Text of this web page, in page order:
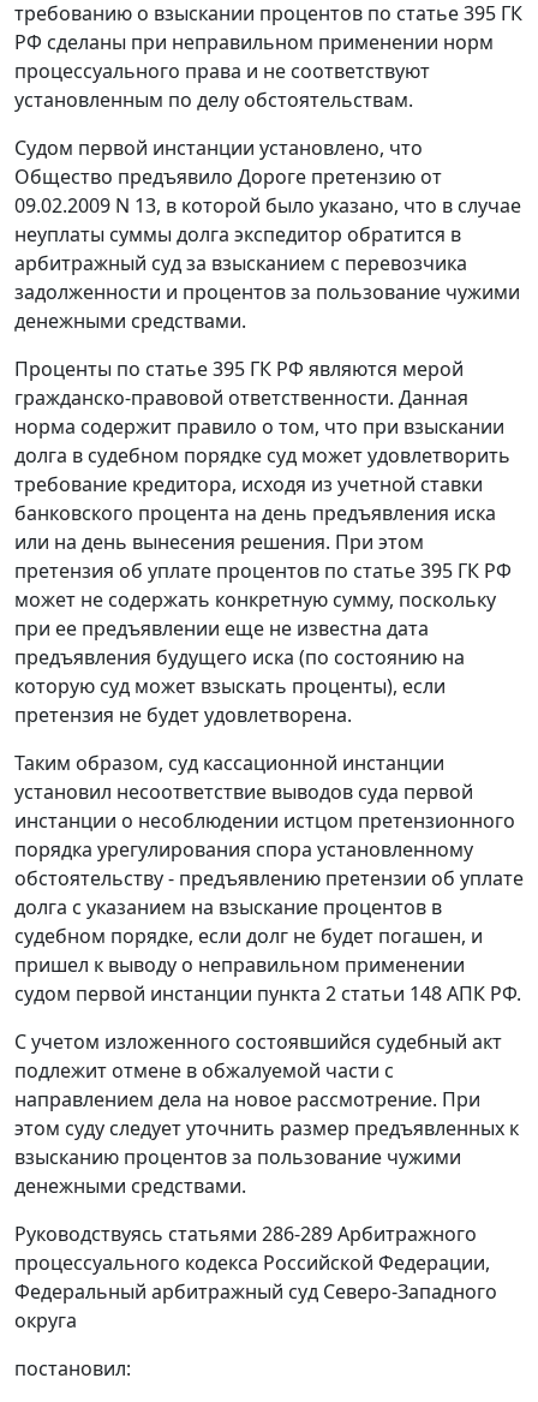
требованию о взыскании процентов по статье 395 ГК
РФ сделаны при неправильном применении норм
процессуального права и не соответствуют
установленным по делу обстоятельствам.
Судом первой инстанции установлено, что
Общество предъявило Дороге претензию от
09.02.2009 N 13, в которой было указано, что в случае
неуплаты суммы долга экспедитор обратится в
арбитражный суд за взысканием с перевозчика
задолженности и процентов за пользование чужими
денежными средствами.
Проценты по статье 395 ГК РФ являются мерой
гражданско-правовой ответственности. Данная
норма содержит правило о том, что при взыскании
долга в судебном порядке суд может удовлетворить
требование кредитора, исходя из учетной ставки
банковского процента на день предъявления иска
или на день вынесения решения. При этом
претензия об уплате процентов по статье 395 ГК РФ
может не содержать конкретную сумму, поскольку
при ее предъявлении еще не известна дата
предъявления будущего иска (по состоянию на
которую суд может взыскать проценты), если
претензия не будет удовлетворена.
Таким образом, суд кассационной инстанции
установил несоответствие выводов суда первой
инстанции о несоблюдении истцом претензионного
порядка урегулирования спора установленному
обстоятельству - предъявлению претензии об уплате
долга с указанием на взыскание процентов в
судебном порядке, если долг не будет погашен, и
пришел к выводу о неправильном применении
судом первой инстанции пункта 2 статьи 148АПК РФ.
С учетом изложенного состоявшийся судебный акт
подлежит отмене в обжалуемой части с
направлением дела на новое рассмотрение. При
этом суду следует уточнить размер предъявленных к
взысканию процентов за пользование чужими
денежными средствами.
Руководствуясь статьями 286-289Арбитражного
процессуального кодекса Российской Федерации,
Федеральный арбитражный суд Северо-Западного
округа
постановил: